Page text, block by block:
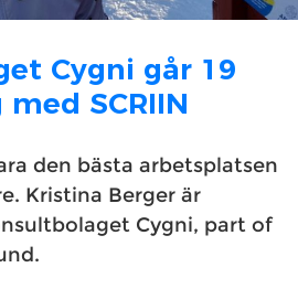
Cygni går 19
SCRIIN
den bästa arbetsplatsen
Kristina Berger är
Cygni, part of